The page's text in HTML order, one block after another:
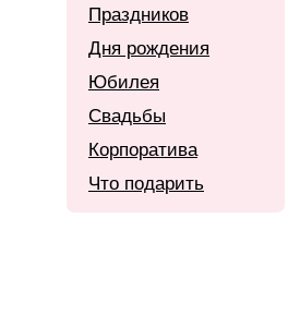
Праздников
Дня рождения
Юбилея
Свадьбы
Корпоратива
Что подарить